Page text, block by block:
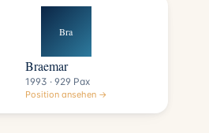
Bra
Braemar
1993 · 929 Pax
Position ansehen →